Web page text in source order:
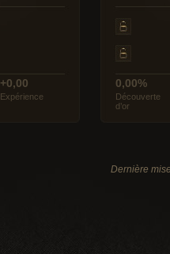
+0,00
Expérience
0,00%
Découverte
d’or
Dernière